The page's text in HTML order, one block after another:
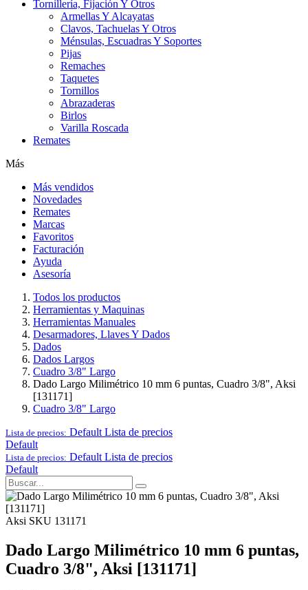
Tornillería, Fijación Y Otros
Armellas Y Alcayatas
Clavos, Tachuelas Y Otros
Ménsulas, Escuadras Y Soportes
Pijas
Remaches
Taquetes
Tornillos
Abrazaderas
Birlos
Varilla Roscada
Remates
Más
Más vendidos
Novedades
Remates
Marcas
Favoritos
Facturación
Ayuda
Asesoría
Todos los productos
Herramientas y Maquinas
Herramientas Manuales
Desarmadores, Llaves Y Dados
Dados
Dados Largos
Cuadro 3/8" Largo
Dado Largo Milimétrico 10 mm 6 puntas, Cuadro 3/8", Aksi
[131171]
Cuadro 3/8" Largo
Lista de precios: Default Lista de precios
Default
Lista de precios: Default Lista de precios
Default
Aksi SKU 131171
Dado Largo Milimétrico 10 mm 6 puntas,
Cuadro 3/8", Aksi [131171]